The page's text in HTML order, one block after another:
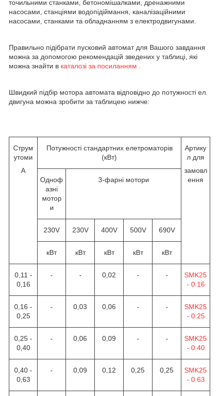
точильними станками, бетономішалками, дренажними
насосами, станціями водопідіймання, каналізаційними
насосами, станками та обладнанням з електродвигунами.
Правильно підібрати пусковий автомат для Вашого завдання
можна за допомогою рекомендацій зведених у таблиці, які
можна знайти в каталозі за посиланням .
Швидкий підбір мотора автомата відповідно до потужності ел.
двигуна можна зробити за таблицею нижче:
Струм
утоми
А
Потужності стандартних елетроматорів
(кВт)
Артику
л для
замовл
ення
Одноф
азні
мотор
и
3-фарні мотори
230V 230V 400V 500V 690V
кВт кВт кВт кВт кВт
0,11 -
0,16
- - 0,02 - -
SMK25
- 0.16
0,16 -
0,25
- 0,03 0,06 - -
SMK25
- 0.25
0,25 -
0,40
- 0,06 0,09 - -
SMK25
- 0.40
0,40 -
0,63
- 0,09 0,12 0,25 0,25
SMK25
- 0.63